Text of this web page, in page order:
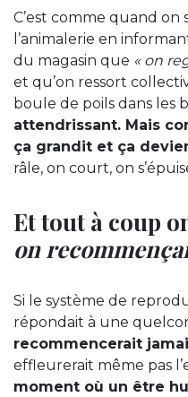
C’est comme quand on
l’animalerie en
du magasin que « on
et qu’on ressort
boule de poils dans les
attendrissant. Mais
ça grandit et ça
râle, on court, on
Et tout à coup
on
Si le système de
répondait à une
recommencerait
effleurerait même pas
moment où un être